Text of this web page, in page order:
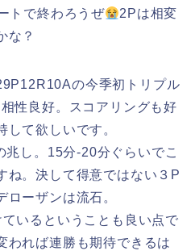
トで終わろうぜ
2Pは相変
な？
の今季初トリプル
性良好。スコアリングも好
て欲しいです。
し。15分-20分ぐらいでこ
ね。決して得意ではない３P
ローザンは流石。
いるということも良い点で
われば連勝も期待できるは